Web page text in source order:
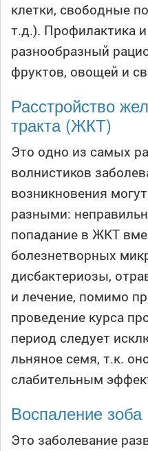
клетки, свободные
т.д.). Профилактика
разнообразный
фруктов, овощей и
Расстройство
тракта (ЖКТ)
Это одно из самых
волнистиков
возникновения
разными:
попадание в ЖКТ
болезнетворных
дисбактериозы,
и лечение, помимо
проведение курса
период следует
льняное семя, т.к.
слабительным
Воспаление зоба
Это заболевание